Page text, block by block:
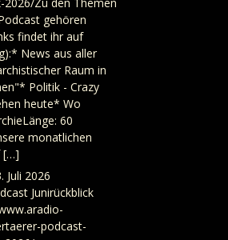
gehören
findet ihr auf
News aus aller
Raum in
Politik - Crazy
heute* Wo
60
monatlichen
[…]
Juli 2026
Junirückblick
podcast-